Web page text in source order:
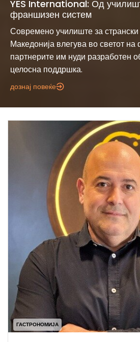
YES International: Од
франшизен систем
Современо училиште за
Македонија влегува во светот
партнерите им нуди разработен
целосна поддршка.
дознај повеќе
ГАСТРОНОМИЈА